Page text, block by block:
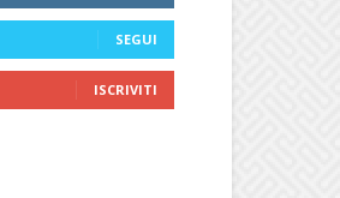
SEGUI
ISCRIVITI